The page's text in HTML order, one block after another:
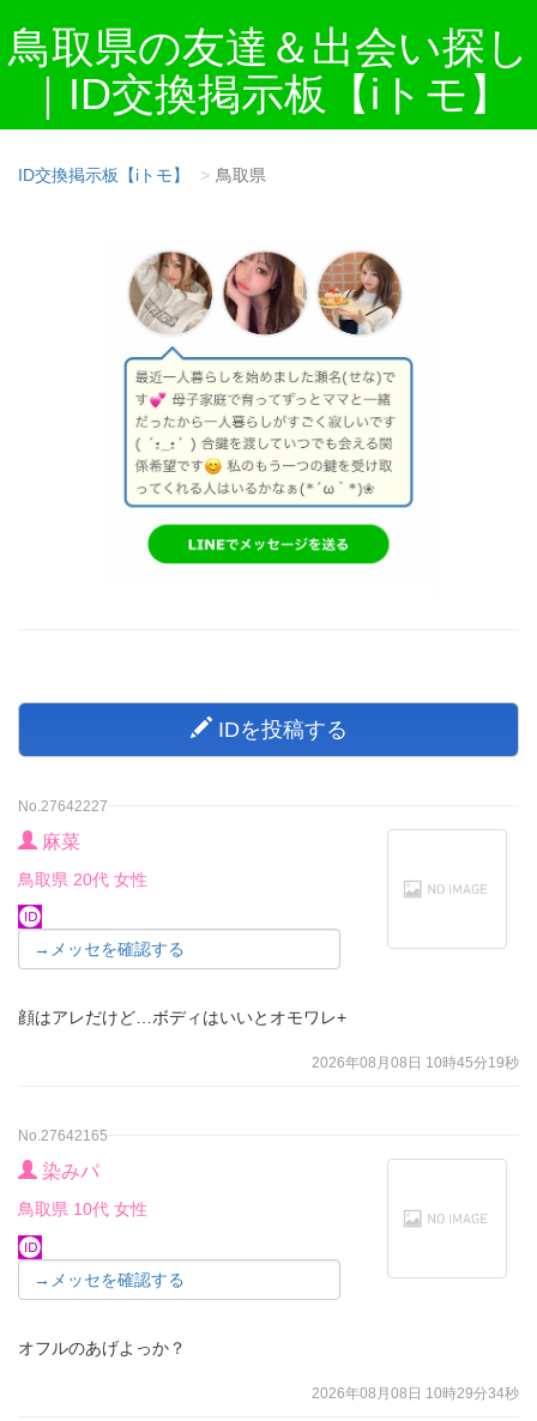
鳥取県の友達＆出会い探し
｜ID交換掲示板【iトモ】
ID交換掲示板【iトモ】 鳥取県
IDを投稿する
No.27642227
麻菜
鳥取県 20代 女性
→メッセを確認する
顔はアレだけど…ボディはいいとオモワレ+
2026年08月08日 10時45分19秒
No.27642165
染みパ
鳥取県 10代 女性
→メッセを確認する
オフルのあげよっか？
2026年08月08日 10時29分34秒